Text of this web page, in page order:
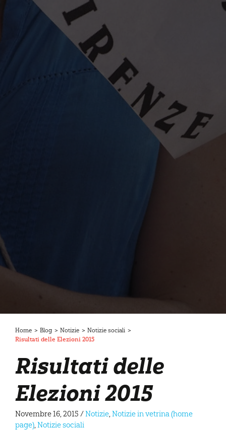
Home > Blog > Notizie > Notizie sociali >
Risultati delle Elezioni 2015
Risultati delle
Elezioni 2015
Novembre 16, 2015 /Notizie,Notizie in vetrina (home
page),Notizie sociali